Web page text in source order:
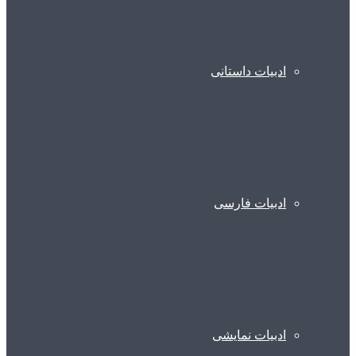
ادبیات داستانی
ادبیات فارسی
ادبیات نمایشی